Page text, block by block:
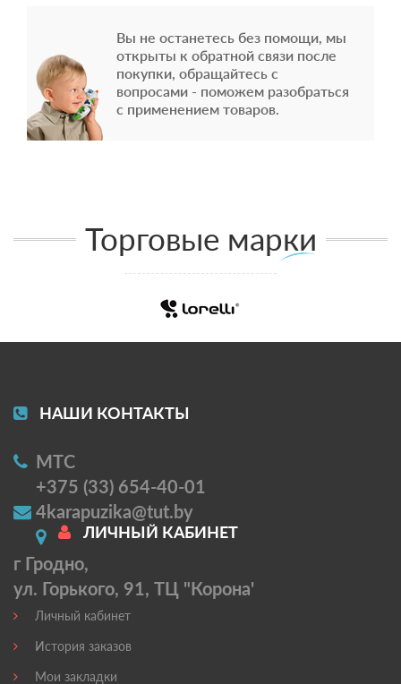
Вы не останетесь без помощи, мы
открыты к обратной связи после
покупки, обращайтесь с
вопросами - поможем разобраться
с применением товаров.
Торговые марки
НАШИ КОНТАКТЫ
МТС
+375 (33) 654-40-01
4karapuzika@tut.by
г Гродно,
ул. Горького, 91, ТЦ "Корона'
ЛИЧНЫЙ КАБИНЕТ
Личный кабинет
История заказов
Мои закладки